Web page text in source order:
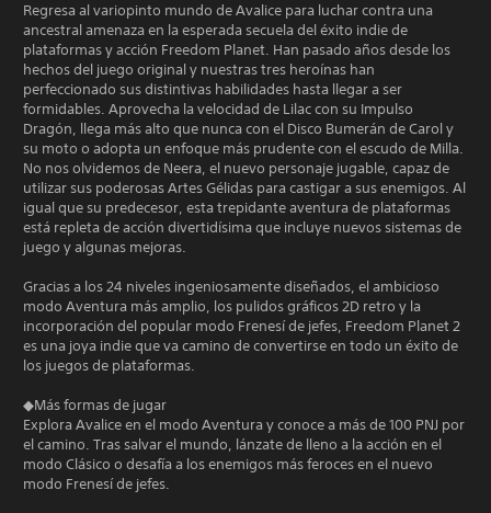
Regresa al variopinto mundo de Avalice para luchar contra una
ancestral amenaza en la esperada secuela del éxito indie de
plataformas y acción Freedom Planet. Han pasado años desde los
hechos del juego original y nuestras tres heroínas han
perfeccionado sus distintivas habilidades hasta llegar a ser
formidables. Aprovecha la velocidad de Lilac con su Impulso
Dragón, llega más alto que nunca con el Disco Bumerán de Carol y
su moto o adopta un enfoque más prudente con el escudo de Milla.
No nos olvidemos de Neera, el nuevo personaje jugable, capaz de
utilizar sus poderosas Artes Gélidas para castigar a sus enemigos. Al
igual que su predecesor, esta trepidante aventura de plataformas
está repleta de acción divertidísima que incluye nuevos sistemas de
juego y algunas mejoras.
Gracias a los 24 niveles ingeniosamente diseñados, el ambicioso
modo Aventura más amplio, los pulidos gráficos 2D retro y la
incorporación del popular modo Frenesí de jefes, Freedom Planet 2
es una joya indie que va camino de convertirse en todo un éxito de
los juegos de plataformas.
◆Más formas de jugar
Explora Avalice en el modo Aventura y conoce a más de 100 PNJ por
el camino. Tras salvar el mundo, lánzate de lleno a la acción en el
modo Clásico o desafía a los enemigos más feroces en el nuevo
modo Frenesí de jefes.